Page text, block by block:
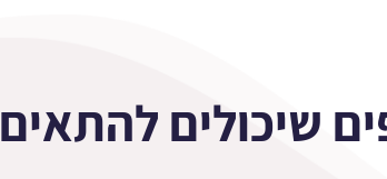
שיכולים להתאים